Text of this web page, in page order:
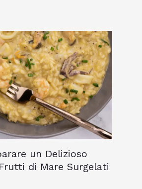
un Delizioso
di Mare Surgelati